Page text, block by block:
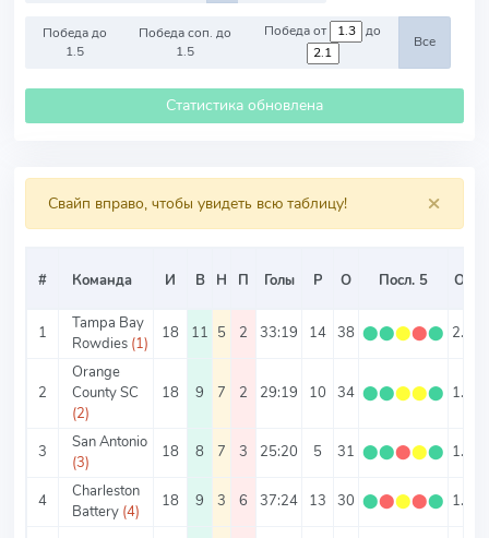
Победа до
1.5
Победа соп. до
1.5
Победа от до
Все
Статистика обновлена
×
Свайп вправо, чтобы увидеть всю таблицу!
# Команда И В Н П Голы Р О Посл. 5 О/И
1
Tampa Bay
Rowdies (1)
18 11 5 2 33:19 14 38 ⬤⬤⬤⬤⬤ 2.11
2
Orange
County SC
(2)
18 9 7 2 29:19 10 34 ⬤⬤⬤⬤⬤ 1.89
3
San Antonio
(3)
18 8 7 3 25:20 5 31 ⬤⬤⬤⬤⬤ 1.72
4
Charleston
Battery (4)
18 9 3 6 37:24 13 30 ⬤⬤⬤⬤⬤ 1.67